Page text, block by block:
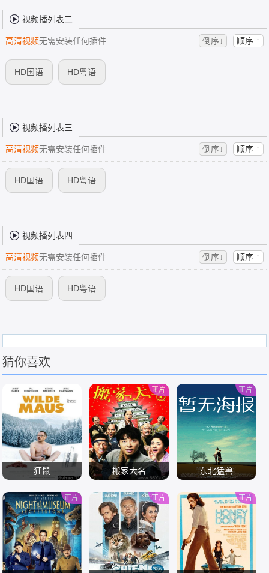
视频播列表二
高清视频无需安装任何插件 倒序↓ 顺序 ↑
HD国语 HD粤语
视频播列表三
高清视频无需安装任何插件 倒序↓ 顺序 ↑
HD国语 HD粤语
视频播列表四
高清视频无需安装任何插件 倒序↓ 顺序 ↑
HD国语 HD粤语
猜你喜欢
狂鼠
/
搬家大名
正片
东北猛兽
正片
正片 正片 正片